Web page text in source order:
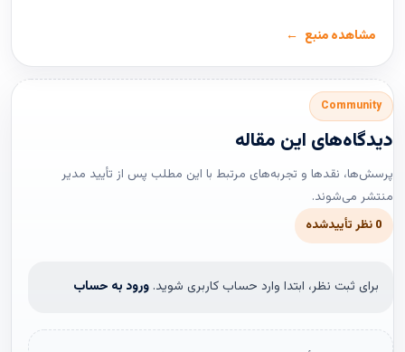
مشاهده منبع
Community
دیدگاه‌های این مقاله
پرسش‌ها، نقدها و تجربه‌های مرتبط با این مطلب پس از تأیید مدیر
منتشر می‌شوند.
0 نظر تأییدشده
برای ثبت نظر، ابتدا وارد حساب کاربری شوید. ورود به حساب